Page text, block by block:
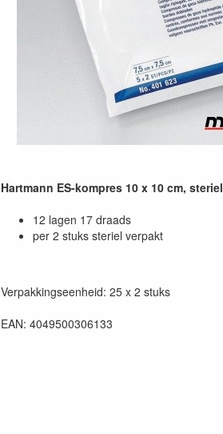
Hartmann ES-kompres 10 x 10 cm, steriel
12 lagen 17 draads
per 2 stuks steriel verpakt
Verpakkingseenheid: 25 x 2 stuks
EAN: 4049500306133